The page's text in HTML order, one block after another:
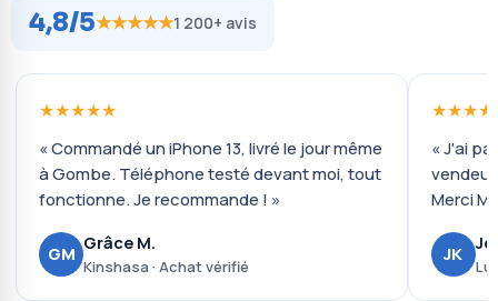
4,8/5★★★★★1 200+ avis
★★★★★
« Commandé un iPhone 13, livré le jour même
à Gombe. Téléphone testé devant moi, tout
fonctionne. Je recommande ! »
GM Grâce M.
Kinshasa · Achat vérifié
« J'ai
Merci
JK